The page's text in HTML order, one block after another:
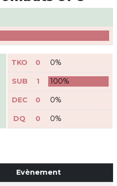
TKO 0 0%
SUB 1 100%
DEC 0 0%
DQ 0 0%
Evènement